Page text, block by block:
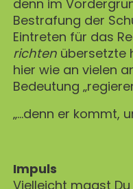
denn im
Bestrafung der
Eintreten für das
richten übersetzte
hier wie an vielen
Bedeutung
„…denn er kommt,
Impuls
Vielleicht magst